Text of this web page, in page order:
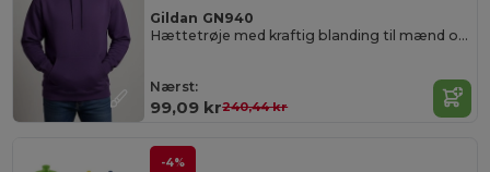
Gildan GN940
Hættetrøje med kraftig blanding til mænd og kvinder
Nærst:
99,09 kr240,44 kr
-4%